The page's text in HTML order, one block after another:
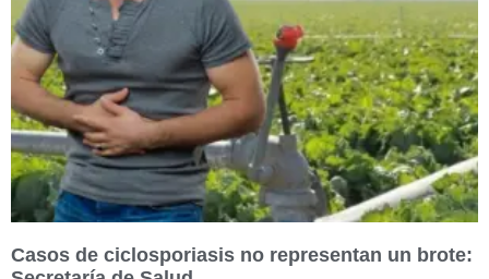
Casos de ciclosporiasis no representan un brote:
Secretaría de Salud
agosto 7, 2026